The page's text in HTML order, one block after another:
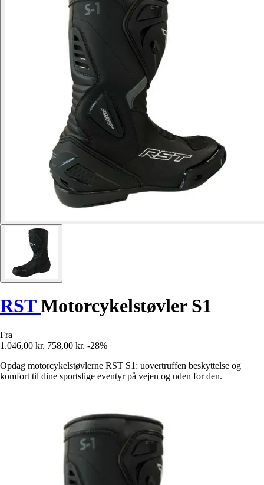
RSTMotorcykelstøvler S1
Fra
1.046,00 kr. 758,00 kr. -28%
Opdag motorcykelstøvlerne RST S1: uovertruffen beskyttelse og
komfort til dine sportslige eventyr på vejen og uden for den.